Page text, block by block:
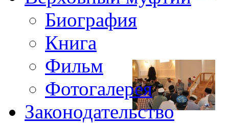
Биография
Книга
Фильм
Фотогалерея
Законодательство